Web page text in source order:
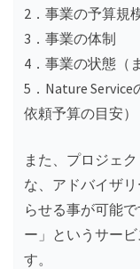
2．事業の予算規
3．事業の体制
4．事業の状態（
5．Nature Service
依頼予算の目安）
また、プロジェ
な、アドバイザ
らせる事が可能
ー」というサー
す。